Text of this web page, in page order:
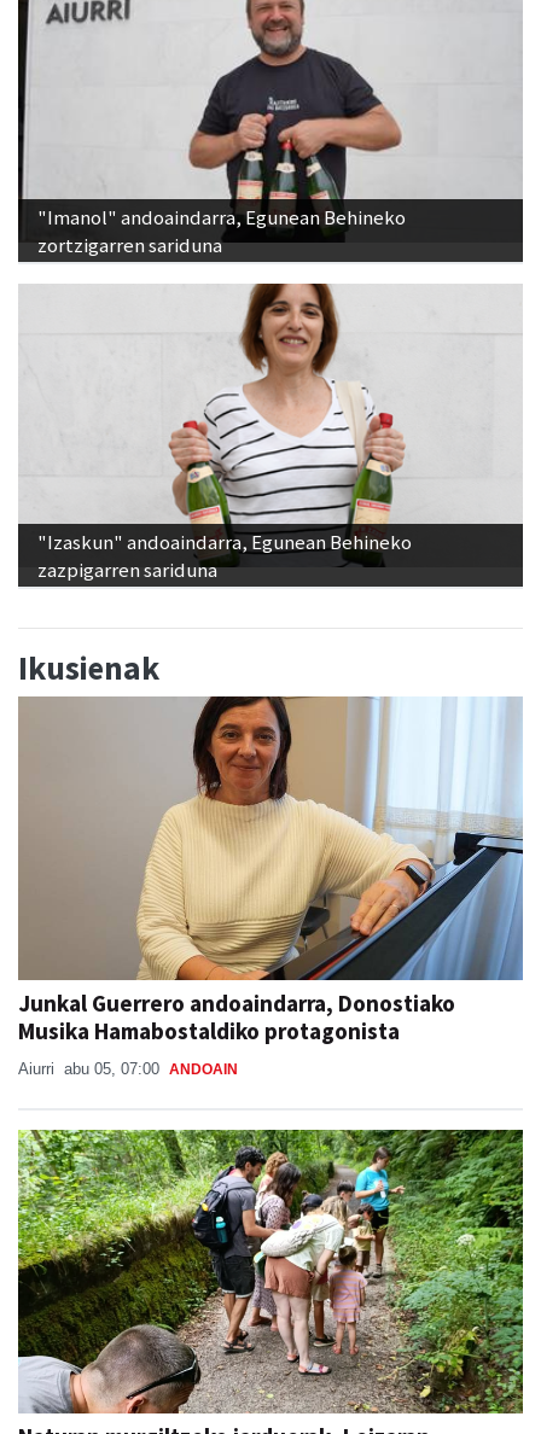
"Imanol" andoaindarra, Egunean Behineko
zortzigarren sariduna
"Izaskun" andoaindarra, Egunean Behineko
zazpigarren sariduna
Ikusienak
Junkal Guerrero andoaindarra, Donostiako
Musika Hamabostaldiko protagonista
Aiurri abu 05, 07:00 ANDOAIN